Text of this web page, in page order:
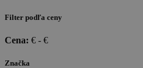
Filter podľa ceny
Cena: € - €
Značka